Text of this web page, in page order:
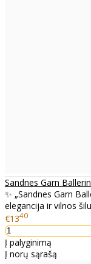
Sandnes Garn
✨ „Sandnes Garn
elegancija ir vilnos
€1340
Į palyginimą
Į norų sąrašą